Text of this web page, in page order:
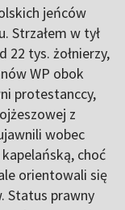
jeńców
Strzałem w tył
22 tys. żołnierzy,
WP obok
protestanccy,
z
wobec
choć
orientowali się
Status prawny